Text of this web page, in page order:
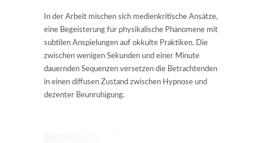
In der Arbeit mischen sich medienkritische Ansätze,
eine Begeisterung für physikalische Phänomene mit
subtilen Anspielungen auf okkulte Praktiken. Die
zwischen wenigen Sekunden und einer Minute
dauernden Sequenzen versetzen die Betrachtenden
in einen diffusen Zustand zwischen Hypnose und
dezenter Beunruhigung.